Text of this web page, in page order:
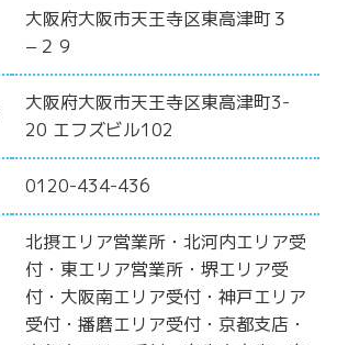
大阪府大阪市天王寺区東高津町３
−２９
大阪府大阪市天王寺区東高津町3-
20 エフズビル102
0120-434-436
北摂エリア営業所・北河内エリア受
付・東エリア営業所・堺エリア受
付・大阪南エリア受付・神戸エリア
受付・播磨エリア受付・京都支店・